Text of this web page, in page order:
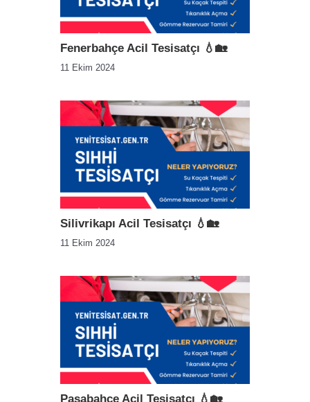
Fenerbahçe Acil Tesisatçı 💧🏡
11 Ekim 2024
Silivrikapı Acil Tesisatçı 💧🏡
11 Ekim 2024
Paşabahçe Acil Tesisatçı 💧🏡